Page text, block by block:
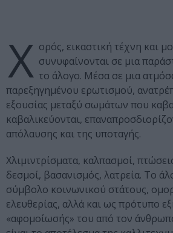
Χ ορός, εικαστική τέχνη και
συνυφαίνονται σε μια
το άλογο. Μέσα σε μια
παρεξηγημένου ερωτισμού,
εξουσίας μεταξύ σωμάτων που
καβαλικεύονται,
απόλαυσης και της υποταγής.
Χλιμιντρίσματα, καλπασμοί,
δεσμοί, βασανισμός, λατρεία. Το
σύμβολο κοινωνικού στάτους,
ελευθερίας, αλλά και ως πρότυπο
«αφομοίωσής» του από τον